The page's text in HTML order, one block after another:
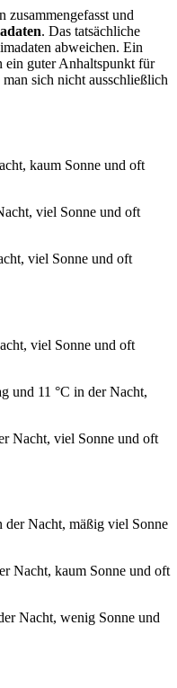
zusammengefasst und
. Das tatsächliche
abweichen. Ein
guter Anhaltspunkt für
sich nicht ausschließlich
kaum Sonne und oft
viel Sonne und oft
viel Sonne und oft
viel Sonne und oft
und 11 °C in der Nacht,
Nacht, viel Sonne und oft
der Nacht, mäßig viel Sonne
Nacht, kaum Sonne und oft
Nacht, wenig Sonne und